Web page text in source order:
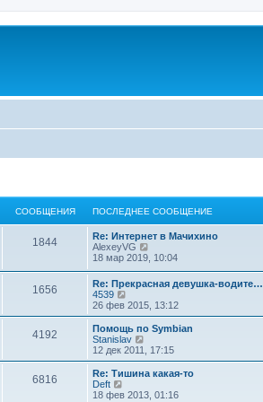
СООБЩЕНИЯ ПОСЛЕДНЕЕ СООБЩЕНИЕ
1844
Re: Интернет в Мачихино
AlexeyVG
е
й
и
к
п
с
л
е
н
18 мар 2019, 10:04
1656
Re: Прекрасная девушка-водите…
4539
е
р
е
й
т
п
о
26 фев 2015, 13:12
4192
Помощь по Symbian
Stanislav
р
е
т
12 дек 2011, 17:15
6816
Re: Тишина какая-то
Deft
е
18 фев 2013, 01:16